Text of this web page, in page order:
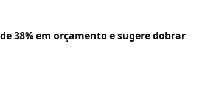
38% em orçamento e sugere dobrar